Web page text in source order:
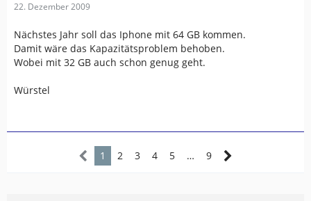
22. Dezember 2009
Nächstes Jahr soll das Iphone mit 64 GB kommen.
Damit wäre das Kapazitätsproblem behoben.
Wobei mit 32 GB auch schon genug geht.
Würstel
1 2 3 4 5 … 9